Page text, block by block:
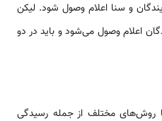
و سنا اعلام وصول شود. لیکن
اعلام وصول می‌شود و باید در دو
روش‌های مختلف از جمله رسیدگی